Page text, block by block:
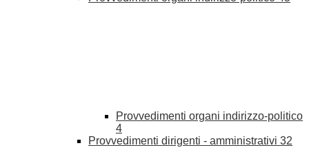
Provvedimenti organi indirizzo-politico
4
Provvedimenti dirigenti - amministrativi 32